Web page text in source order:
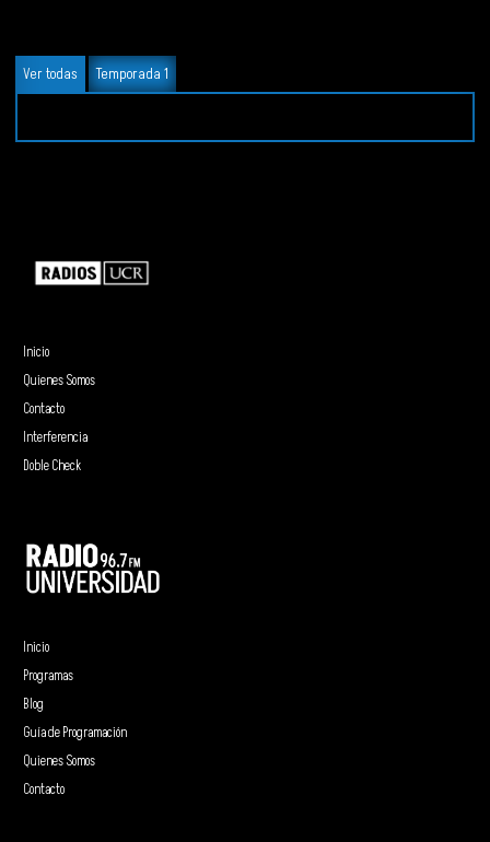
Ver todas Temporada 1
Inicio
Quienes Somos
Contacto
Interferencia
Doble Check
Inicio
Programas
Blog
Guía de Programación
Quienes Somos
Contacto